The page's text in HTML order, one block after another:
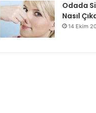
Odada
Nasıl
14 Ekim